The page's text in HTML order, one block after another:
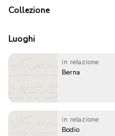
Collezione
Luoghi
in relazione
Berna
in relazione
Bodio